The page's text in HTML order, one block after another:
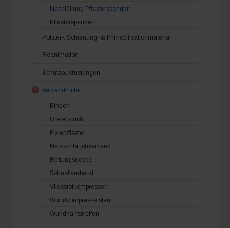
Nachfüllung Pflasterspender
Pflasterspender
Polster-, Schienung- & Immobilisationmaterial
Reanimation
Schutzausrüstungen
Verbandmittel
Binden
Dreiecktuch
Fixierpflaster
Netzschlauchverband
Rettungsdecke
Schnellverband
Vliesstofkompressen
Wundkompresse steril
Wundnahtstreifen